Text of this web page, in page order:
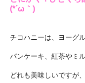
(*´ω｀)
チコハニーは、ヨーグ
パンケーキ、紅茶やミ
どれも美味しいですが